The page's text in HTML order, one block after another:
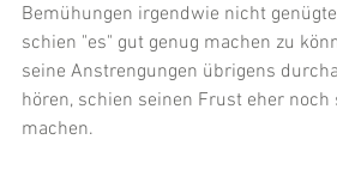
Bemühungen irgendwie nicht
schien "es" gut genug machen zu
seine Anstrengungen übrigens
hören, schien seinen Frust eher
machen.